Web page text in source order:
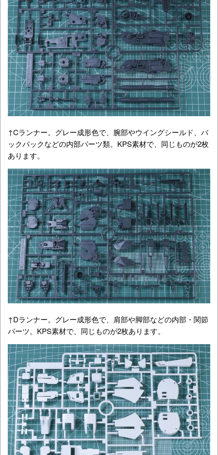
↑Cランナー。グレー成形色で、腕部やウイングシールド、バ
ックパックなどの内部パーツ類。KPS素材で、同じものが2枚
あります。
↑Dランナー。グレー成形色で、肩部や脚部などの内部・関節
パーツ。KPS素材で、同じものが2枚あります。